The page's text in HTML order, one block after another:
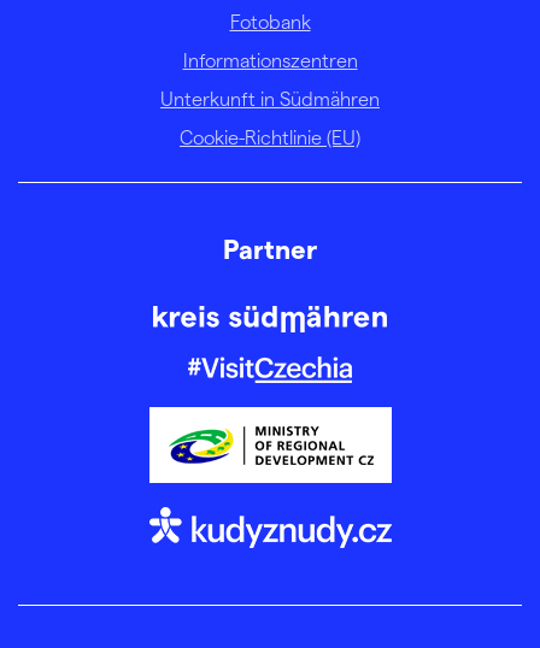
Fotobank
Informationszentren
Unterkunft in Südmähren
Cookie-Richtlinie (EU)
Partner